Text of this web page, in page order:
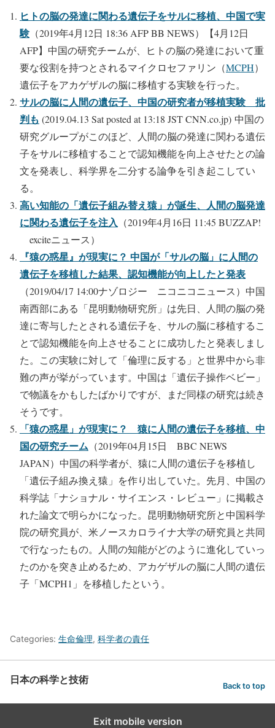
ヒトの脳の発達に関わる遺伝子をサルに移植、中国で実
験（2019年4月12日 18:36 AFP BB NEWS）【4月12日
AFP】中国の研究チームが、ヒトの脳の発達において重
要な役割を持つとされるマイクロセファリン（MCPH）
遺伝子をアカゲザルの脳に移植する実験を行った。
サルの脳に人間の遺伝子、中国の研究者が移植実験 批
判も (2019.04.13 Sat posted at 13:18 JST CNN.co.jp) 中国の
研究グループがこのほど、人間の脳の発達に関わる遺伝
子をサルに移植することで認知機能を向上させたとの論
文を発表し、科学界を二分する論争を引き起こしてい
る。
高い知能の「遺伝子組み替え猿」が誕生、人間の脳発達
に関わる遺伝子を注入 （2019年4月16日 11:45 BUZZAP!
exciteニュース）
『猿の惑星』が現実に？ 中国が「サルの脳」に人間の
遺伝子を移植した結果、認知機能が向上したと発表
（2019/04/17 14:00ナゾロジー ニコニコニュース）中国
南西部にある「昆明動物研究所」は先日、人間の脳の発
達に寄与したとされる遺伝子を、サルの脳に移植するこ
とで認知機能を向上させることに成功したと発表しまし
た。この実験に対して「倫理に反する」と世界中から非
難の声が挙がっています。中国は「遺伝子操作ベビー」
で物議をかもしたばかりですが、まだ同様の研究は続き
そうです。
「猿の惑星」が現実に？ 猿に人間の遺伝子を移植、中
国の研究チーム （2019年04月15日 BBC NEWS
JAPAN）中国の科学者が、猿に人間の遺伝子を移植し
「遺伝子組み換え猿」を作り出していた。先月、中国の
科学誌「ナショナル・サイエンス・レビュー」に掲載さ
れた論文で明らかになった。昆明動物研究所と中国科学
院の研究員が、米ノースカロライナ大学の研究員と共同
で行なったもの。人間の知能がどのように進化していっ
たのかを突き止めるため、アカゲザルの脳に人間の遺伝
子「MCPH1」を移植したという。
Categories: 生命倫理, 科学者の責任
日本の科学と技術 Back to top
Exit mobile version